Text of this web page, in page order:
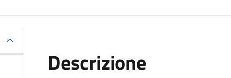
Descrizione